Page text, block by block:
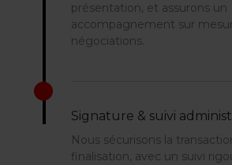
présentation, et assurons un
accompagnement sur
négociations.
Signature & suivi
Nous sécurisons la
finalisation, avec un suivi